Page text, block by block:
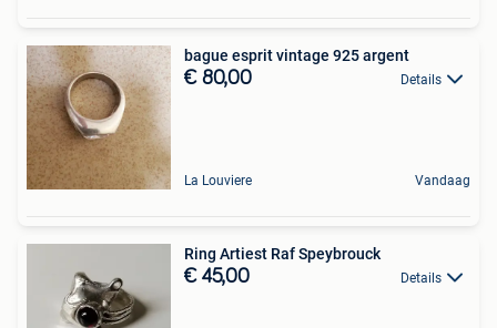
bague esprit vintage 925 argent
€ 80,00 Details
La Louviere Vandaag
Ring Artiest Raf Speybrouck
€ 45,00 Details